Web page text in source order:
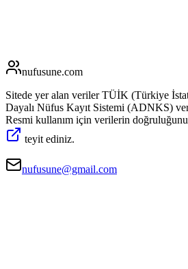
nufusune.com
Sitede yer alan veriler TÜİK (Türkiye
Dayalı Nüfus Kayıt Sistemi (ADNKS)
Resmi kullanım için verilerin doğruluğunu
teyit ediniz.
nufusune@gmail.com